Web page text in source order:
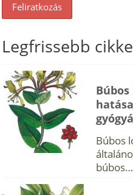
Legfrissebb
Búbos
búbos…